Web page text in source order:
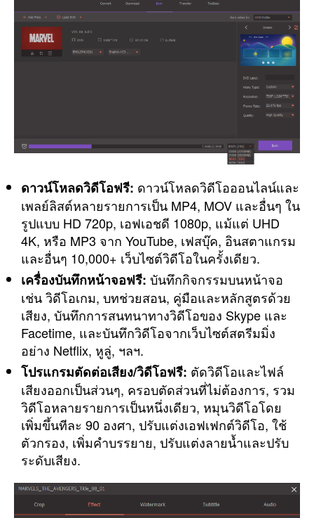
ดาวน์โหลดวิดีโอฟรี: ดาวน์โหลดวิดีโอออนไลน์และ
เพลย์ลิสต์หลายรายการเป็น MP4, MOV และอื่นๆ ใน
รูปแบบ HD 720p, เอฟเอชดี 1080p, แม้แต่ UHD
4K, หรือ MP3 จาก YouTube, เฟสบุ๊ค, อินสตาแกรม
และอื่นๆ 10,000+ เว็บไซต์วิดีโอในครั้งเดียว.
เครื่องบันทึกหน้าจอฟรี: บันทึกกิจกรรมบนหน้าจอ
เช่น วิดีโอเกม, บทช่วยสอน, คู่มือและหลักสูตรด้วย
เสียง, บันทึกการสนทนาทางวิดีโอของ Skype และ
Facetime, และบันทึกวิดีโอจากเว็บไซต์สตรีมมิ่ง
อย่าง Netflix, หูลู่, ฯลฯ.
โปรแกรมตัดต่อเสียง/วิดีโอฟรี: ตัดวิดีโอและไฟล์
เสียงออกเป็นส่วนๆ, ครอบตัดส่วนที่ไม่ต้องการ, รวม
วิดีโอหลายรายการเป็นหนึ่งเดียว, หมุนวิดีโอโดย
เพิ่มขึ้นทีละ 90 องศา, ปรับแต่งเอฟเฟกต์วิดีโอ, ใช้
ตัวกรอง, เพิ่มคำบรรยาย, ปรับแต่งลายน้ำและปรับ
ระดับเสียง.